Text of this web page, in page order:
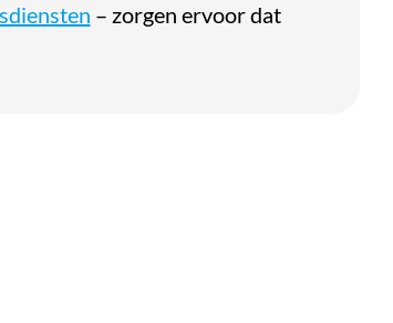
– zorgen ervoor dat